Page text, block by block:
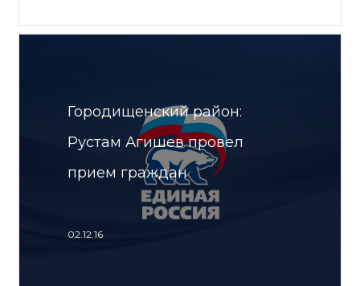
Городищенский район:
Рустам Агишев провел
прием граждан
02.12.16